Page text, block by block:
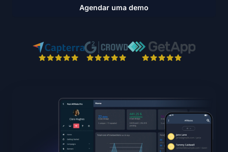
Agendar uma demo